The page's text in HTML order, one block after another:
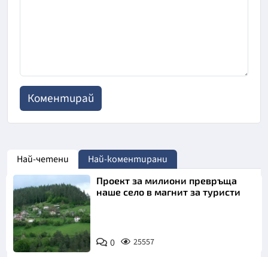
Най-четени Най-коментирани
Проект за милиони превръща
наше село в магнит за туристи
0 25557